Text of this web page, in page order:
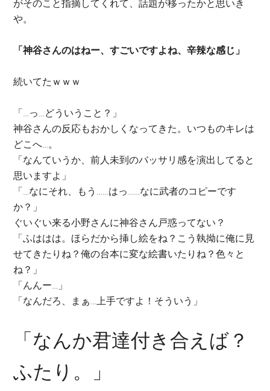
がそのこと指摘してくれて、話題が移ったかと思いき
や。
「神谷さんのはねー、すごいですよね、辛辣な感じ」
続いてたｗｗｗ
「…っ…どういうこと？」
神谷さんの反応もおかしくなってきた。いつものキレは
どこへ…。
「なんていうか、前人未到のバッサリ感を演出してると
思いますよ」
「…なにそれ、もう……はっ……なに武者のコピーです
か？」
ぐいぐい来る小野さんに神谷さん戸惑ってない？
「ふははは。ほらだから挿し絵をね？こう執拗に俺に見
せてきたりね？俺の台本に変な絵書いたりね？色々と
ね？」
「んんー…」
「なんだろ、まぁ…上手ですよ！そういう」
「なんか君達付き合えば？
ふたり。」